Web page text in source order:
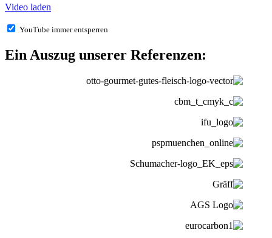
Video laden
YouTube immer entsperren
Ein Auszug unserer Referenzen: